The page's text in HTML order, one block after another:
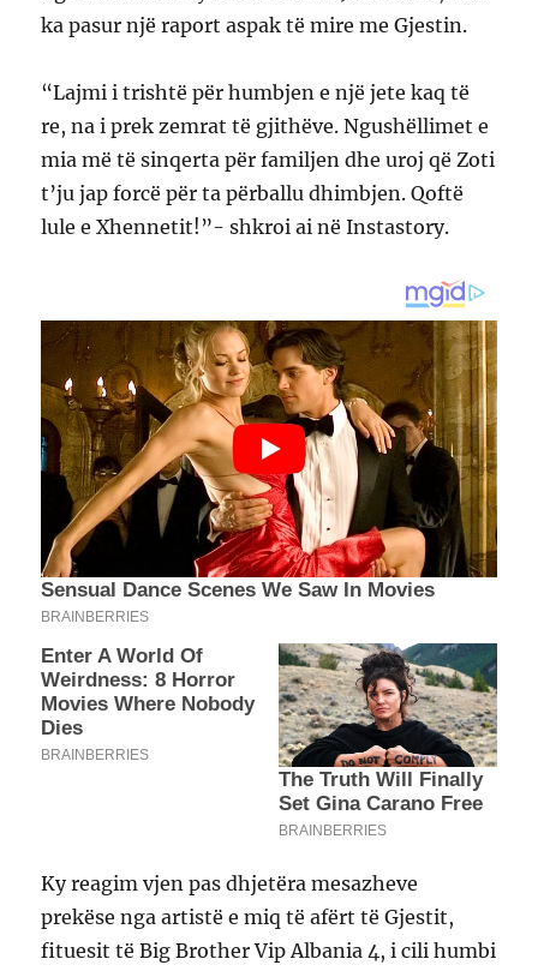
ka pasur një raport aspak të mire me Gjestin.
“Lajmi i trishtë për humbjen e një jete kaq të
re, na i prek zemrat të gjithëve. Ngushëllimet e
mia më të sinqerta për familjen dhe uroj që Zoti
t’ju jap forcë për ta përballu dhimbjen. Qoftë
lule e Xhennetit!”- shkroi ai në Instastory.
Ky reagim vjen pas dhjetëra mesazheve
prekëse nga artistë e miq të afërt të Gjestit,
fituesit të Big Brother Vip Albania 4, i cili humbi